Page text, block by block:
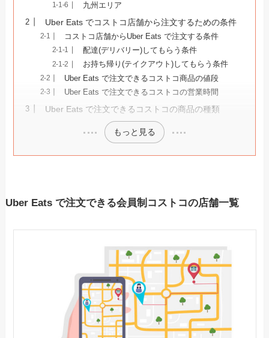
九州エリア
Uber Eats でコストコ店舗から注文するための条件
コストコ店舗からUber Eats で注文する条件
配達(デリバリー)してもらう条件
お持ち帰り(テイクアウト)してもらう条件
Uber Eats で注文できるコストコ商品の値段
Uber Eats で注文できるコストコの営業時間
Uber Eats で注文できるコストコの商品の種類
もっと見る
Uber Eats で注文できる会員制コストコの店舗一覧